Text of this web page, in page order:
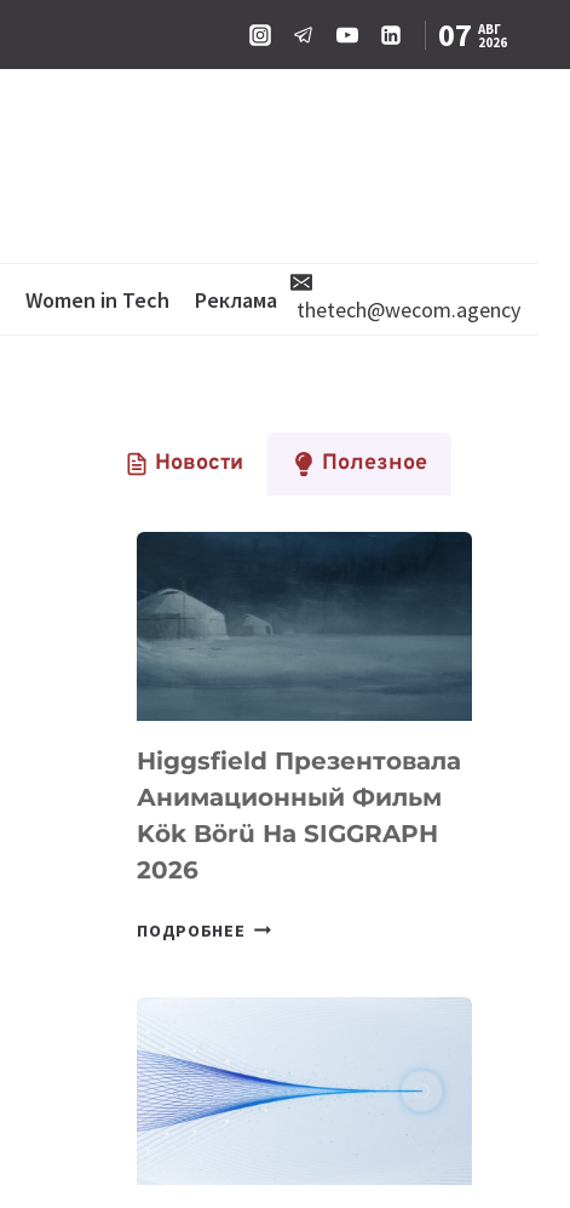
07 АВГ
2026
Women in Tech Реклама thetech@wecom.agency
Новости Полезное
Higgsfield Презентовала
Анимационный Фильм
Kök Börü На SIGGRAPH
2026
ПОДРОБНЕЕ HIGGSFIELD
BÖRÜ
НА